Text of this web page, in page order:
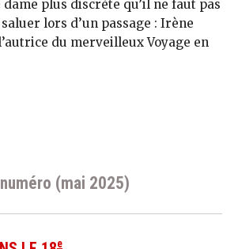
dame plus discrète qu’il ne faut pas
lors d’un passage : Irène
du merveilleux Voyage en
(mai 2025)
e